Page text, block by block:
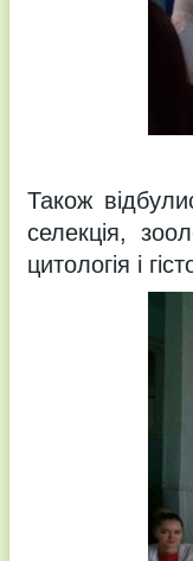
Також
селекція,
цитологія і